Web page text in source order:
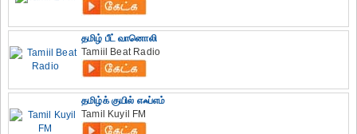
தமிழ் பீட் வானொலி
Tamiil Beat Radio
தமிழ்க் குயில் எஃப்எம்
Tamil Kuyil FM